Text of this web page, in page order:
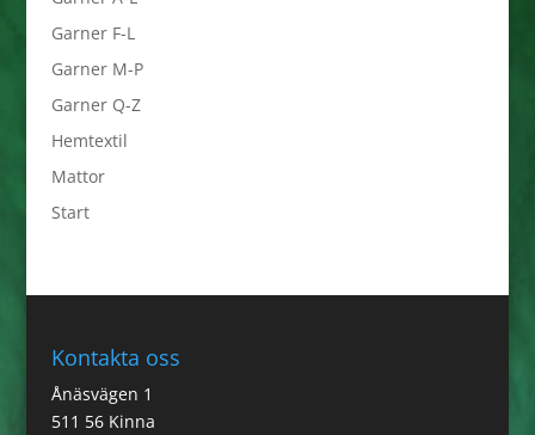
Garner F-L
Garner M-P
Garner Q-Z
Hemtextil
Mattor
Start
Kontakta oss
Ånäsvägen 1
511 56 Kinna